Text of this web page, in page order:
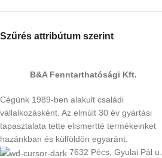
Szűrés attribútum szerint
B&A Fenntarthatósági Kft.
Cégünk 1989-ben alakult családi
vállalkozásként. Az elmúlt 30 év gyártási
tapasztalata tette elismertté termékeinket
hazánkban és külföldön egyaránt.
7632 Pécs, Gyulai Pál u.